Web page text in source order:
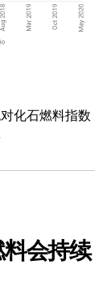
化石燃料指数
会持续